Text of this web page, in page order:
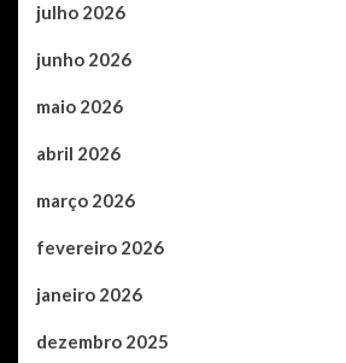
julho 2026
junho 2026
maio 2026
abril 2026
março 2026
fevereiro 2026
janeiro 2026
dezembro 2025